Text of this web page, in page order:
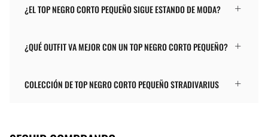
¿EL TOP NEGRO CORTO PEQUEÑO SIGUE ESTANDO DE MODA?
¿QUÉ OUTFIT VA MEJOR CON UN TOP NEGRO CORTO PEQUEÑO?
COLECCIÓN DE TOP NEGRO CORTO PEQUEÑO STRADIVARIUS